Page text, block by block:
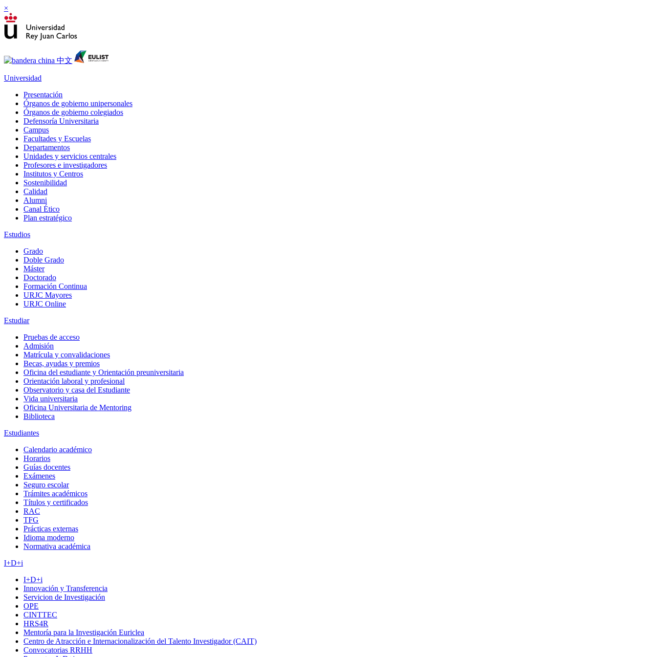
×
Universidad
Presentación
Órganos de gobierno unipersonales
Órganos de gobierno colegiados
Defensoría Universitaria
Campus
Facultades y Escuelas
Departamentos
Unidades y servicios centrales
Profesores e investigadores
Institutos y Centros
Sostenibilidad
Calidad
Alumni
Canal Ético
Plan estratégico
Estudios
Grado
Doble Grado
Máster
Doctorado
Formación Continua
URJC Mayores
URJC Online
Estudiar
Pruebas de acceso
Admisión
Matrícula y convalidaciones
Becas, ayudas y premios
Oficina del estudiante y Orientación preuniversitaria
Orientación laboral y profesional
Observatorio y casa del Estudiante
Vida universitaria
Oficina Universitaria de Mentoring
Biblioteca
Estudiantes
Calendario académico
Horarios
Guías docentes
Exámenes
Seguro escolar
Trámites académicos
Títulos y certificados
RAC
TFG
Prácticas externas
Idioma moderno
Normativa académica
I+D+i
I+D+i
Innovación y Transferencia
Servicion de Investigación
OPE
CINTTEC
HRS4R
Mentoría para la Investigación Euriclea
Centro de Atracción e Internacionalización del Talento Investigador (CAIT)
Convocatorias RRHH